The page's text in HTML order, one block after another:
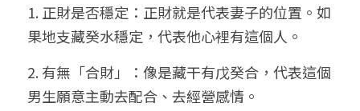
1. 正財是否穩定：正財就是代表妻子的位置。如
果地支藏癸水穩定，代表他心裡有這個人。
2. 有無「合財」：像是藏干有戊癸合，代表這個
男生願意主動去配合、去經營感情。